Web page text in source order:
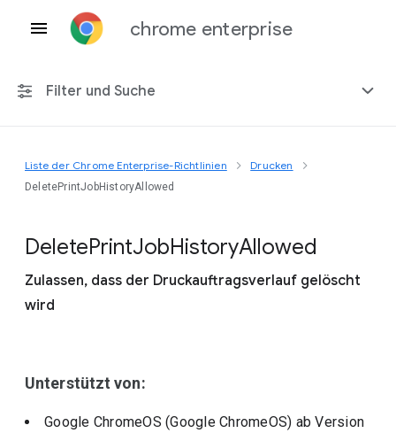
chrome enterprise
Filter und Suche
Alle Plattformen
Liste der Chrome Enterprise-Richtlinien Drucken
DeletePrintJobHistoryAllowed
DeletePrintJobHistoryAllowed
Zulassen, dass der Druckauftragsverlauf gelöscht
wird
Unterstützt von:
Google ChromeOS (Google ChromeOS) ab Version